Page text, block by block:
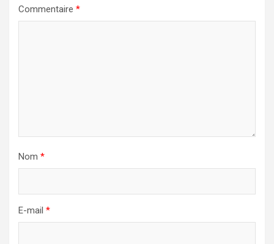
Commentaire *
Nom *
E-mail *